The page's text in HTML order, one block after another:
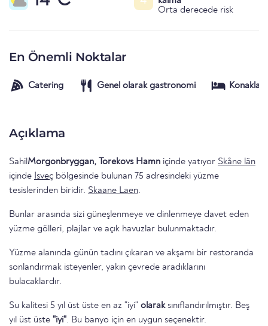
Orta derecede risk
En Önemli Noktalar
Catering Genel olarak gastronomi
Açıklama
SahilMorgonbryggan, Torekovs Hamn içinde yatıyor Skåne län
içinde İsveç bölgesinde bulunan 75 adresindeki yüzme
tesislerinden biridir. Skaane Laen.
Bunlar arasında sizi güneşlenmeye ve dinlenmeye davet eden
yüzme gölleri, plajlar ve açık havuzlar bulunmaktadır.
Yüzme alanında günün tadını çıkaran ve akşamı bir restoranda
sonlandırmak isteyenler, yakın çevrede aradıklarını
bulacaklardır.
Su kalitesi 5 yıl üst üste en az "iyi" olaraksınıflandırılmıştır. Beş
yıl üst üste "iyi". Bu banyo için en uygun seçenektir.